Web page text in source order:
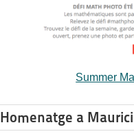
Summer
Homenatge a